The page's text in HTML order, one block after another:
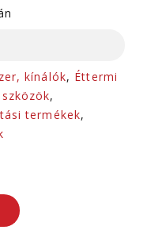
kínálók, Éttermi
,
termékek,